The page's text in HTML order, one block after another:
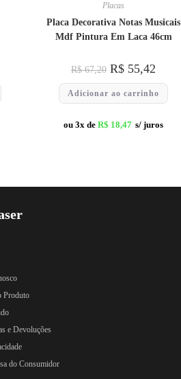
Placas
Placa Decorativa Notas Musicais
Mdf Pintura Em Laca 46cm
R$67,20 R$ 55,42
Adicionar ao carrinho
ou 3x de R$ 18,47 s/ juros
Produto
e Devoluções
do Consumidor